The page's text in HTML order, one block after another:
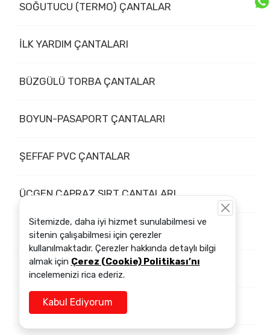
SOĞUTUCU (TERMO) ÇANTALAR
İLK YARDIM ÇANTALARI
BÜZGÜLÜ TORBA ÇANTALAR
BOYUN-PASAPORT ÇANTALARI
ŞEFFAF PVC ÇANTALAR
ÜÇGEN,ÇAPRAZ SIRT ÇANTALARI
ÖZEL TASARIM ÇANTALAR
FOTOĞRAF BASKILI ÇANTALAR
KALEMLİK-BESLENME ÇANTASI
Sitemizde, daha iyi hizmet sunulabilmesi ve
sitenin çalışabilmesi için çerezler
kullanılmaktadır. Çerezler hakkında detaylı bilgi
almak için Çerez (Cookie) Politikası’nı
incelemenizi rica ederiz.
Kabul Ediyorum